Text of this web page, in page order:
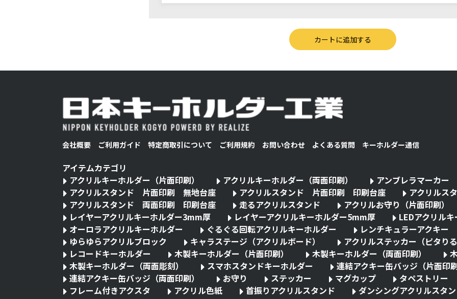
会社概要 ご利用ガイド 特定商取引について ご利用規約 お問い合わせ よくある質問 キーホルダー通信
アイテムカテゴリ
アクリルキーホルダー（片面印刷）
アクリルキーホルダー（両面印刷）
アンブレラマーカー
アクリルスタンド 片面印刷 無地台座
アクリルスタンド 片面印刷 印刷台座
アクリル
アクリルスタンド 両面印刷 印刷台座
走るアクリルスタンド
アクリルお守り（片面印刷）
レイヤーアクリルキーホルダー3mm厚
レイヤーアクリルキーホルダー5mm厚
LEDアクリル
オーロラアクリルキーホルダー
ぐるぐる回転アクリルキーホルダー
レンチキュラーアクキー
ゆらゆらアクリルブロック
キャラステージ（アクリルボード）
アクリルステッカー（ピタり
レコードキーホルダー
木製キーホルダー（片面印刷） 木製キーホルダー（両面印刷）
木製キーホルダー（両面彫刻）
スマホスタンドキーホルダー
連結アクキー缶バッジ（片面印
連結アクキー缶バッジ（両面印刷）
お守り ステッカー マグカップ
タペストリー
フレーム付きアクスタ
アクリル色紙 首振りアクリルスタンド
ダンシングアクリルスタ